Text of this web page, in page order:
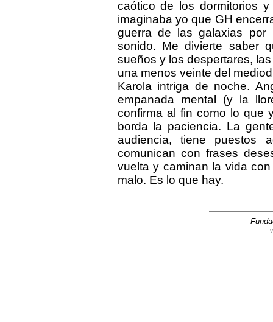
caótico de los dormitorios
imaginaba yo que GH
guerra de las galaxias
sonido. Me divierte saber
sueños y los despertares,
una menos veinte del
Karola intriga de noche.
empanada mental (y la
confirma al fin como lo que
borda la paciencia. La
audiencia, tiene puestos
comunican con frases
vuelta y caminan la vida
malo. Es lo que hay.